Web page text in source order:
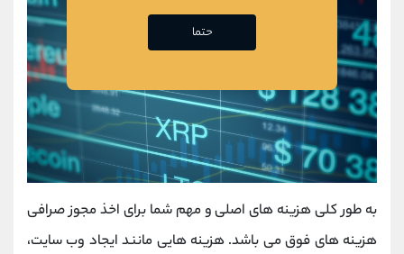
به طور کلی هزینه های اصلی و مهم شما برای اخذ مجوز صرافی
هزینه های فوق می باشد. هزینه هایی مانند ایجاد وب سایت،
حتما